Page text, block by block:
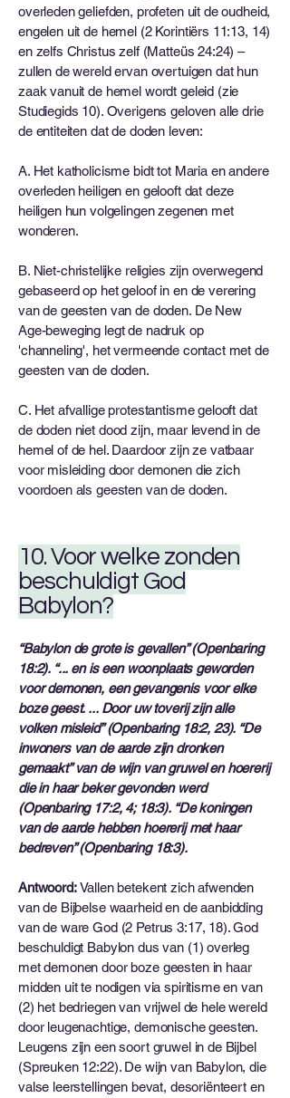
overleden geliefden, profeten uit de oudheid,
engelen uit de hemel (2 Korintiërs 11:13, 14)
en zelfs Christus zelf (Matteüs 24:24) –
zullen de wereld ervan overtuigen dat hun
zaak vanuit de hemel wordt geleid (zie
Studiegids 10). Overigens geloven alle drie
de entiteiten dat de doden leven:
A. Het katholicisme bidt tot Maria en andere
overleden heiligen en gelooft dat deze
heiligen hun volgelingen zegenen met
wonderen.
B. Niet-christelijke religies zijn overwegend
gebaseerd op het geloof in en de verering
van de geesten van de doden. De New
Age-beweging legt de nadruk op
'channeling', het vermeende contact met de
geesten van de doden.
C. Het afvallige protestantisme gelooft dat
de doden niet dood zijn, maar levend in de
hemel of de hel. Daardoor zijn ze vatbaar
voor misleiding door demonen die zich
voordoen als geesten van de doden.
10. Voor welke zonden
beschuldigt God
Babylon?
“Babylon de grote is gevallen” (Openbaring
18:2). “... en is een woonplaats geworden
voor demonen, een gevangenis voor elke
boze geest. ... Door uw toverij zijn alle
volken misleid” (Openbaring 18:2, 23). “De
inwoners van de aarde zijn dronken
gemaakt” van de wijn van gruwel en hoererij
die in haar beker gevonden werd
(Openbaring 17:2, 4; 18:3). “De koningen
van de aarde hebben hoererij met haar
bedreven” (Openbaring 18:3).
Antwoord:Vallen betekent zich afwenden
van de Bijbelse waarheid en de aanbidding
van de ware God (2 Petrus 3:17, 18). God
beschuldigt Babylon dus van (1) overleg
met demonen door boze geesten in haar
midden uit te nodigen via spiritisme en van
(2) het bedriegen van vrijwel de hele wereld
door leugenachtige, demonische geesten.
Leugens zijn een soort gruwel in de Bijbel
(Spreuken 12:22). De wijn van Babylon, die
valse leerstellingen bevat, desoriënteert en